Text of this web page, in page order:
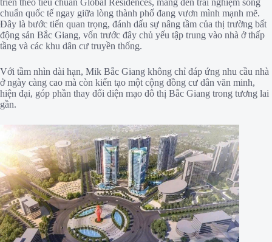
chuẩn quốc tế ngay giữa lòng thành phố đang vươn mình mạnh mẽ.
Đây là bước tiến quan trọng, đánh dấu sự nâng tầm của thị trường bất
động sản Bắc Giang, vốn trước đây chủ yếu tập trung vào nhà ở thấp
tầng và các khu dân cư truyền thống.
Với tầm nhìn dài hạn, Mik Bắc Giang không chỉ đáp ứng nhu cầu nhà
ở ngày càng cao mà còn kiến tạo một cộng đồng cư dân văn minh,
hiện đại, góp phần thay đổi diện mạo đô thị Bắc Giang trong tương lai
gần.